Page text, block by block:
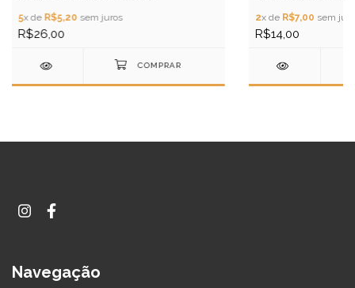
5x de R$5,20 sem juros
R$26,00
2x de R$7,00 sem
R$14,00
Navegação